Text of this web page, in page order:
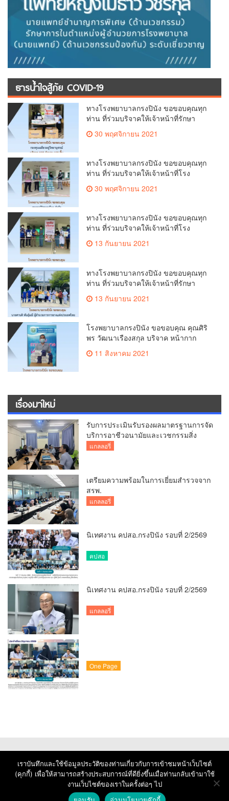
ธารน้ำใจสู้ภัย COVID-19
ทางโรงพยาบาลกรงปินัง ขอขอบคุณทุก
ท่าน ที่ร่วมบริจาคให้เจ้าหน้าที่รักษา
1930 พฤศจิกายน 2021
ทางโรงพยาบาลกรงปินัง ขอขอบคุณทุก
ท่าน ที่ร่วมบริจาคให้เจ้าหน้าที่โรง
พยาบาลเพื่อใช้งานในโรงพยาบาลสนาม
COVID-19
30 พฤศจิกายน 2021
ทางโรงพยาบาลกรงปินัง ขอขอบคุณทุก
ท่าน ที่ร่วมบริจาคให้เจ้าหน้าที่โรง
พยาบาลเพื่อใช้งานในโรงพยาบาลสนาม
COVID-19
13 กันยายน 2021
ทางโรงพยาบาลกรงปินัง ขอขอบคุณทุก
ท่าน ที่ร่วมบริจาคให้เจ้าหน้าที่รักษา
19 13 กันยายน 2021
โรงพยาบาลกรงปินัง ขอขอบคุณ คุณศิริ
พร วัฒนาเรืองสกุล บริจาค หน้ากาก
อนามัย จำนวน 28 กล่อง ให้กับเจ้าหน้าที่
รักษาป้องกัน และควบคุมโรคเพื่อสู้ภัย
11 สิงหาคม 2021
เรื่องมาใหม่
รับการประเมินรับรองผลมาตรฐานการจัด
บริการอาชีวอนามัยและเวชกรรมสิ่ง
แวดล้อม
แกลลอรี่
เตรียมความพร้อมในการเยี่ยมสำรวจจาก
สรพ.
แกลลอรี่
นิเทศงาน คปสอ.กรงปินัง รอบที่ 2/2569
คปสอ
นิเทศงาน คปสอ.กรงปินัง รอบที่ 2/2569
แกลลอรี่
One Page
เราบันทึกและใช้ข้อมูลประวัติของท่านเกี่ยวกับการเข้าชมหน้าเว็บไซต์
(คุกกี้) เพื่อให้สามารถสร้างประสบการณ์ที่ดียิ่งขึ้นเมื่อท่านกลับเข้ามาใช้
งานเว็บไซต์ของเราในครั้งต่อๆ ไป
© Copyright 2026 : Krongpinang Hospital